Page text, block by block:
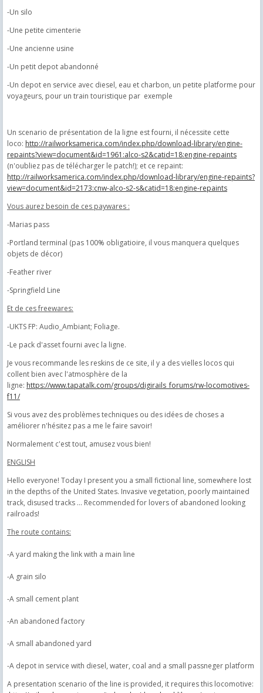
-Un silo
-Une petite cimenterie
-Une ancienne usine
-Un petit depot abandonné
-Un depot en service avec diesel, eau et charbon, un petite platforme pour
voyageurs, pour un train touristique par exemple
Un scenario de présentation de la ligne est fourni, il nécessite cette
loco: http://railworksamerica.com/index.php/download-library/engine-
repaints?view=document&id=1961:alco-s2&catid=18:engine-repaints
(n'oubliez pas de télécharger le patch!); et ce repaint:
http://railworksamerica.com/index.php/download-library/engine-repaints?
view=document&id=2173:cnw-alco-s2-s&catid=18:engine-repaints
Vous aurez besoin de ces paywares :
-Marias pass
-Portland terminal (pas 100% obligatioire, il vous manquera quelques
objets de décor)
-Feather river
-Springfield Line
Et de ces freewares:
-UKTS FP: Audio_Ambiant; Foliage.
-Le pack d'asset fourni avec la ligne.
Je vous recommande les reskins de ce site, il y a des vielles locos qui
collent bien avec l'atmosphère de la
ligne: https://www.tapatalk.com/groups/digirails_forums/rw-locomotives-
f11/
Si vous avez des problèmes techniques ou des idées de choses a
améliorer n'hésitez pas a me le faire savoir!
Normalement c'est tout, amusez vous bien!
ENGLISH
Hello everyone! Today I present you a small fictional line, somewhere lost
in the depths of the United States. Invasive vegetation, poorly maintained
track, disused tracks ... Recommended for lovers of abandoned looking
railroads!
The route contains:
-A yard making the link with a main line
-A grain silo
-A small cement plant
-An abandoned factory
-A small abandoned yard
-A depot in service with diesel, water, coal and a small passneger platform
A presentation scenario of the line is provided, it requires this locomotive: